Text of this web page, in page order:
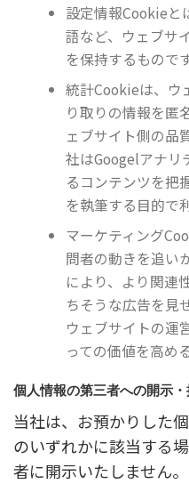
設定情報Cookieと
語など、ウェブサ
を保持するものです
統計Cookieは、ウ
り取りの情報を匿
ェブサイト側の品
社はGoogelアナリ
るコンテンツを把
を執筆する目的で
マーケティング
問者の動きを追い
により、より関連
ちそうな広告を見
ウェブサイトの運
っての価値を高め
個人情報の第三者への開示
当社は、お預かりした
のいずれかに該当する
者に開示いたしません。